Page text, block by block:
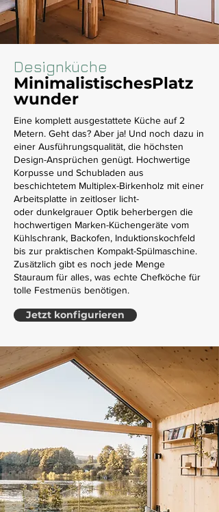
Designküche
MinimalistischesPlatz
wunder
Eine komplett ausgestattete Küche auf 2
Metern. Geht das? Aber ja! Und noch dazu in
einer Ausführungsqualität, die höchsten
Design-Ansprüchen genügt. Hochwertige
Korpusse und Schubladen aus
beschichtetem Multiplex-Birkenholz mit einer
Arbeitsplatte in zeitloser licht-
oder dunkelgrauer Optik beherbergen die
hochwertigen Marken-Küchengeräte vom
Kühlschrank, Backofen, Induktionskochfeld
bis zur praktischen Kompakt-Spülmaschine.
Zusätzlich gibt es noch jede Menge
Stauraum für alles, was echte Chefköche für
tolle Festmenüs benötigen.
Jetzt konfigurieren